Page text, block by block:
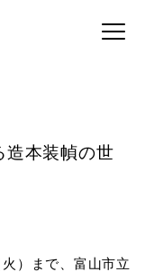
造本装幀の世
）まで、富山市立